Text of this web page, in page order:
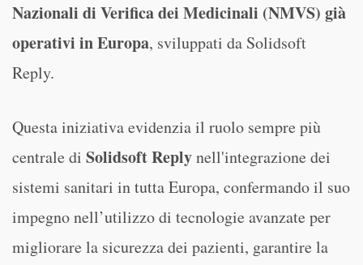
Nazionali di Verifica dei Medicinali (NMVS) già
operativi in Europa, sviluppati da Solidsoft
Reply.
Questa iniziativa evidenzia il ruolo sempre più
centrale di Solidsoft Replynell'integrazione dei
sistemi sanitari in tutta Europa, confermando il suo
impegno nell’utilizzo di tecnologie avanzate per
migliorare la sicurezza dei pazienti, garantire la